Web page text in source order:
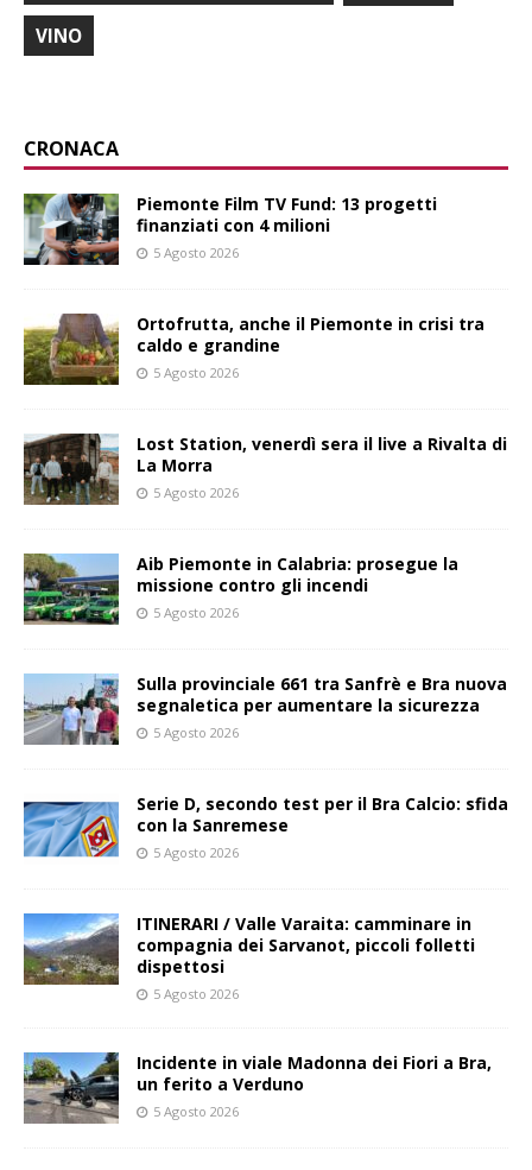
VINO
CRONACA
Piemonte Film TV Fund: 13 progetti
finanziati con 4 milioni
5 Agosto 2026
Ortofrutta, anche il Piemonte in crisi tra
caldo e grandine
5 Agosto 2026
Lost Station, venerdì sera il live a Rivalta di
La Morra
5 Agosto 2026
Aib Piemonte in Calabria: prosegue la
missione contro gli incendi
5 Agosto 2026
Sulla provinciale 661 tra Sanfrè e Bra nuova
segnaletica per aumentare la sicurezza
5 Agosto 2026
Serie D, secondo test per il Bra Calcio: sfida
con la Sanremese
5 Agosto 2026
ITINERARI / Valle Varaita: camminare in
compagnia dei Sarvanot, piccoli folletti
dispettosi
5 Agosto 2026
Incidente in viale Madonna dei Fiori a Bra,
un ferito a Verduno
5 Agosto 2026